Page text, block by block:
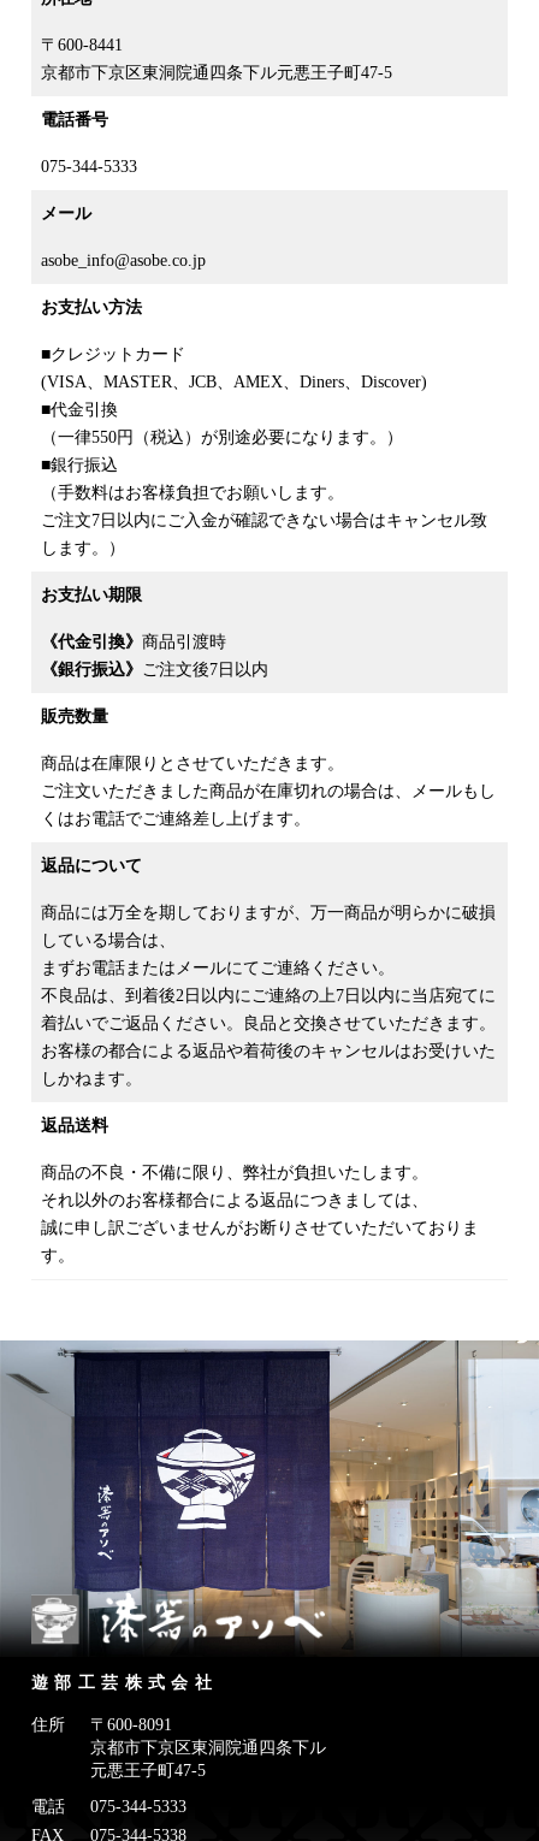
〒600-8441
京都市下京区東洞院通四条下ル元悪王子町47-5
電話番号
075-344-5333
メール
asobe_info@asobe.co.jp
お支払い方法
■クレジットカード
(VISA、MASTER、JCB、AMEX、Diners、Discover)
■代金引換
（一律550円（税込）が別途必要になります。）
■銀行振込
（手数料はお客様負担でお願いします。
ご注文7日以内にご入金が確認できない場合はキャンセル致
します。）
お支払い期限
《代金引換》 商品引渡時
《銀行振込》 ご注文後7日以内
販売数量
商品は在庫限りとさせていただきます。
ご注文いただきました商品が在庫切れの場合は、メールもし
くはお電話でご連絡差し上げます。
返品について
商品には万全を期しておりますが、万一商品が明らかに破損
している場合は、
まずお電話またはメールにてご連絡ください。
不良品は、到着後2日以内にご連絡の上7日以内に当店宛てに
着払いでご返品ください。良品と交換させていただきます。
お客様の都合による返品や着荷後のキャンセルはお受けいた
しかねます。
返品送料
商品の不良・不備に限り、弊社が負担いたします。
それ以外のお客様都合による返品につきましては、
誠に申し訳ございませんがお断りさせていただいておりま
す。
遊部工芸株式会社
住所
〒600-8091
京都市下京区東洞院通四条下ル
元悪王子町47-5
電話
075-344-5333
FAX
075-344-5338